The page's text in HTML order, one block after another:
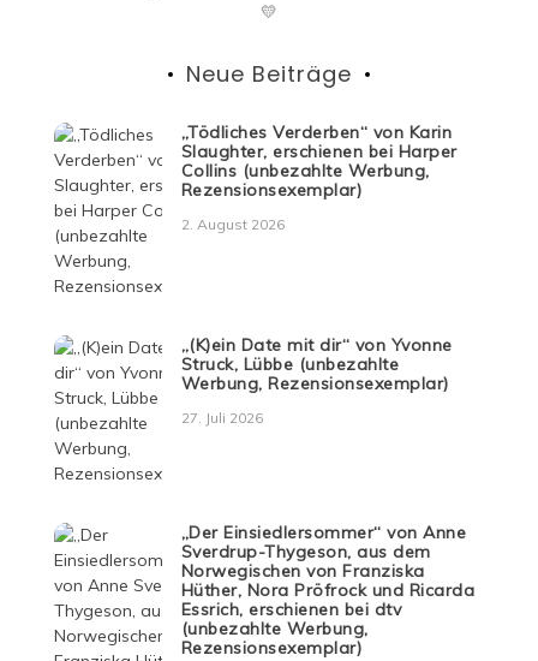
💛
Neue Beiträge
„Tödliches Verderben“ von Karin
Slaughter, erschienen bei Harper
Collins (unbezahlte Werbung,
Rezensionsexemplar)
2. August 2026
„(K)ein Date mit dir“ von Yvonne
Struck, Lübbe (unbezahlte
Werbung, Rezensionsexemplar)
27. Juli 2026
„Der Einsiedlersommer“ von Anne
Sverdrup-Thygeson, aus dem
Norwegischen von Franziska
Hüther, Nora Pröfrock und Ricarda
Essrich, erschienen bei dtv
(unbezahlte Werbung,
Rezensionsexemplar)